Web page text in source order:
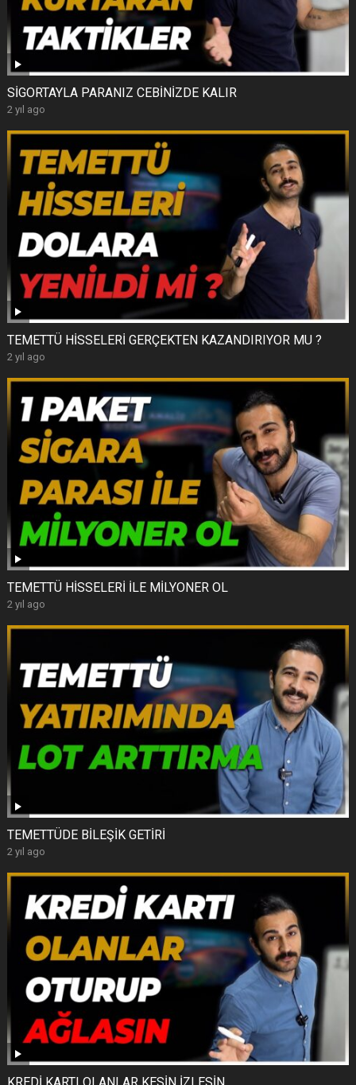
SİGORTAYLA PARANIZ CEBİNİZDE KALIR
2 yıl ago
TEMETTÜ HİSSELERİ GERÇEKTEN KAZANDIRIYOR MU ?
2 yıl ago
TEMETTÜ HİSSELERİ İLE MİLYONER OL
2 yıl ago
TEMETTÜDE BİLEŞİK GETİRİ
2 yıl ago